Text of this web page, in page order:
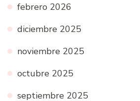
febrero 2026
diciembre 2025
noviembre 2025
octubre 2025
septiembre 2025